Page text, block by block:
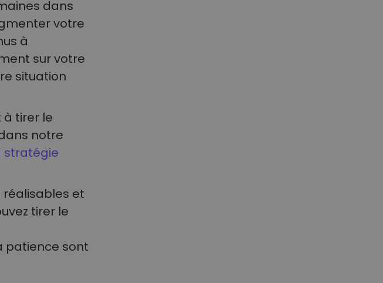
dans
votre
à
sur votre
situation
tirer le
notre
stratégie
réalisables et
tirer le
patience sont